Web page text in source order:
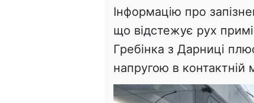
Інформацію про
що відстежує рух
Гребінка з Дарниці
напругою в